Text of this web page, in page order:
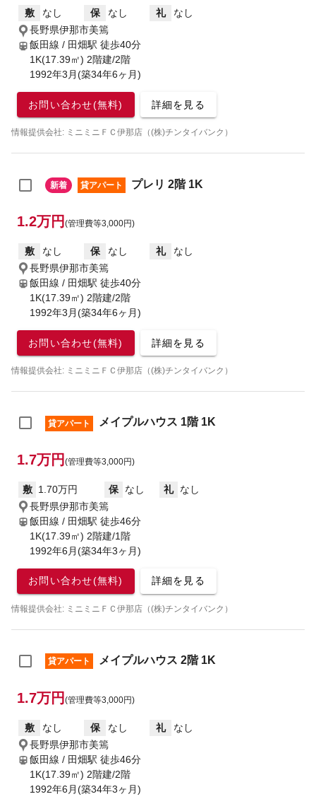
敷 なし 保 なし 礼
なし
長野県伊那市美篶
飯田線 / 田畑駅 徒歩40分
1K(17.39㎡) 2階建/2階
1992年3月(築34年6ヶ月)
お問い合わせ(無料) 詳細を見る
情報提供会社: ミニミニＦＣ伊那店（(株)チンタイバンク）
新着 貸アパート プレリ 2階 1K
1.2万円 (管理費等3,000円)
敷 なし 保 なし 礼
なし
長野県伊那市美篶
飯田線 / 田畑駅 徒歩40分
1K(17.39㎡) 2階建/2階
1992年3月(築34年6ヶ月)
お問い合わせ(無料) 詳細を見る
情報提供会社: ミニミニＦＣ伊那店（(株)チンタイバンク）
貸アパート メイプルハウス 1階 1K
1.7万円 (管理費等3,000円)
敷 1.70万円 保 なし 礼
なし
長野県伊那市美篶
飯田線 / 田畑駅 徒歩46分
1K(17.39㎡) 2階建/1階
1992年6月(築34年3ヶ月)
お問い合わせ(無料) 詳細を見る
情報提供会社: ミニミニＦＣ伊那店（(株)チンタイバンク）
貸アパート メイプルハウス 2階 1K
1.7万円 (管理費等3,000円)
敷 なし 保 なし 礼
なし
長野県伊那市美篶
飯田線 / 田畑駅 徒歩46分
1K(17.39㎡) 2階建/2階
1992年6月(築34年3ヶ月)